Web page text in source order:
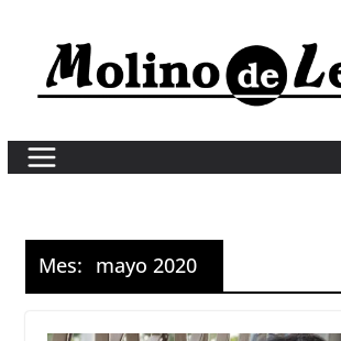
content
Mes: mayo 2020